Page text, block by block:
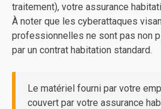
traitement), votre assurance
À noter que les cyberattaques
professionnelles ne sont pas non
par un contrat habitation standard.
Le matériel fourni par votre
couvert par votre assurance